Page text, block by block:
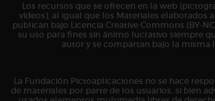
Los recursos que se ofrecen en la web
vídeos), al igual que los Materiales elaborados
publican bajo Licencia Creative Commons (BY-
su uso para fines sin ánimo lucrativo siempre
autor y se compartan bajo la misma
La Fundación Pictoaplicaciones no se hace
de materiales por parte de los usuarios, si bien